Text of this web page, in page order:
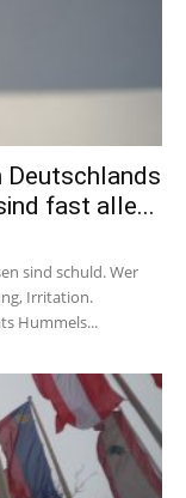
Deutschlands
fast alle...
sind schuld. Wer
Irritation.
Hummels...